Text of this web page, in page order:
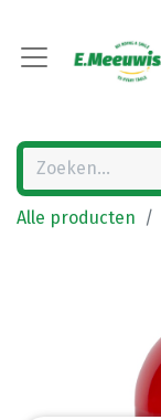
Alle producten